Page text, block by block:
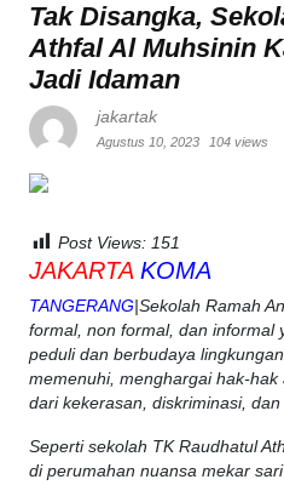
Tak Disangka,
Athfal Al Muhsinin
Jadi Idaman
jakartak
Agustus 10, 2023 104 views
Post Views: 151
JAKARTA KOMA
TANGERANG |Sekolah Ramah
formal, non formal, dan informal
peduli dan berbudaya
memenuhi, menghargai hak-
dari kekerasan, diskriminasi,
Seperti sekolah TK Raudhatul
di perumahan nuansa mekar